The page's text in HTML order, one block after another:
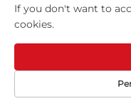
© 2026 Китай,
If you don't want to
cookies.